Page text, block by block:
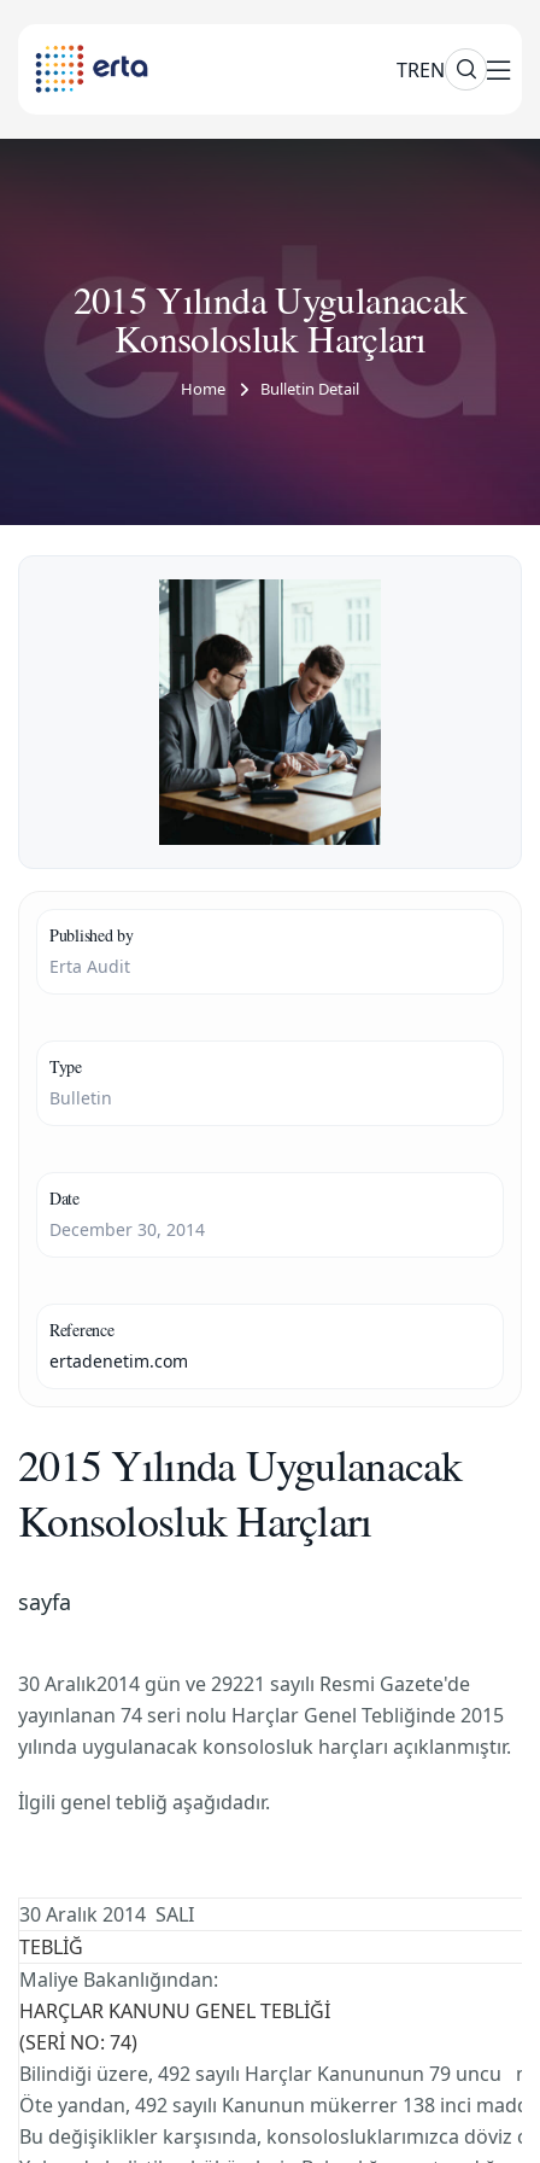
TREN
2015 Yılında Uygulanacak
Konsolosluk Harçları
Home Bulletin Detail
Published by
Erta Audit
Type
Bulletin
Date
December 30, 2014
Reference
ertadenetim.com
2015 Yılında Uygulanacak
Konsolosluk Harçları
sayfa
30 Aralık2014 gün ve 29221 sayılı Resmi Gazete'de
yayınlanan 74 seri nolu Harçlar Genel Tebliğinde 2015
yılında uygulanacak konsolosluk harçları açıklanmıştır.
İlgili genel tebliğ aşağıdadır.
30 Aralık 2014 SALI
TEBLİĞ
Maliye Bakanlığından:
HARÇLAR KANUNU GENEL TEBLİĞİ
(SERİ NO: 74)
Bilindiği üzere, 492 sayılı Harçlar Kanununun 79 uncu
Öte yandan, 492 sayılı Kanunun mükerrer 138 inci
Bu değişiklikler karşısında, konsolosluklarımızca döviz